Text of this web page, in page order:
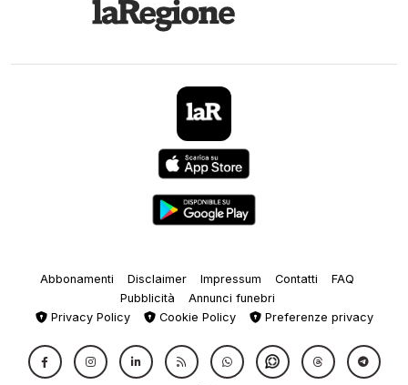
Abbonamenti Disclaimer Impressum Contatti
FAQ
Pubblicità
Annunci funebri
Privacy Policy
Cookie Policy Preferenze privacy